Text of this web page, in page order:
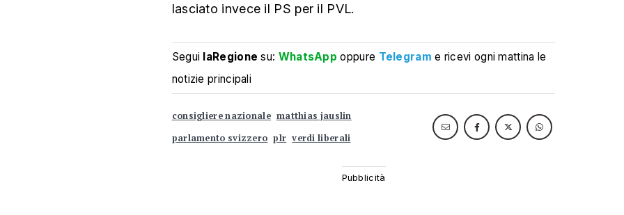
lasciato invece il PS per il PVL.
Segui laRegione su: WhatsApp oppure Telegram e ricevi ogni mattina le
notizie principali
consigliere nazionale matthias jauslin
parlamento svizzero plr verdi liberali